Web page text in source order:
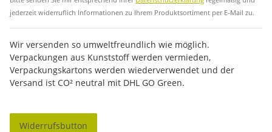
jederzeit widerruflich Informationen zu Ihrem Produktsortiment per E-Mail zu.
Wir versenden so umweltfreundlich wie möglich.
Verpackungen aus Kunststoff werden vermieden,
Verpackungskartons werden wiederverwendet und der
Versand ist CO² neutral mit DHL GO Green.
Widerrufsbutton